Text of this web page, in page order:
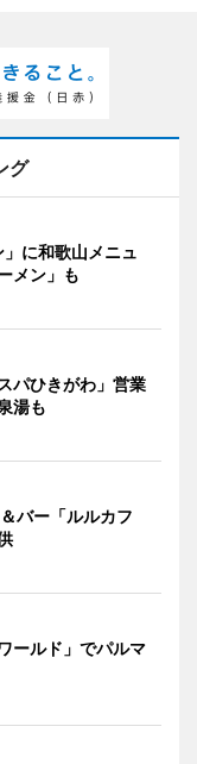
グ
に和歌山メニュ
メン」も
パひきがわ」営業
湯も
バー「ルルカフ
ールド」でパルマ